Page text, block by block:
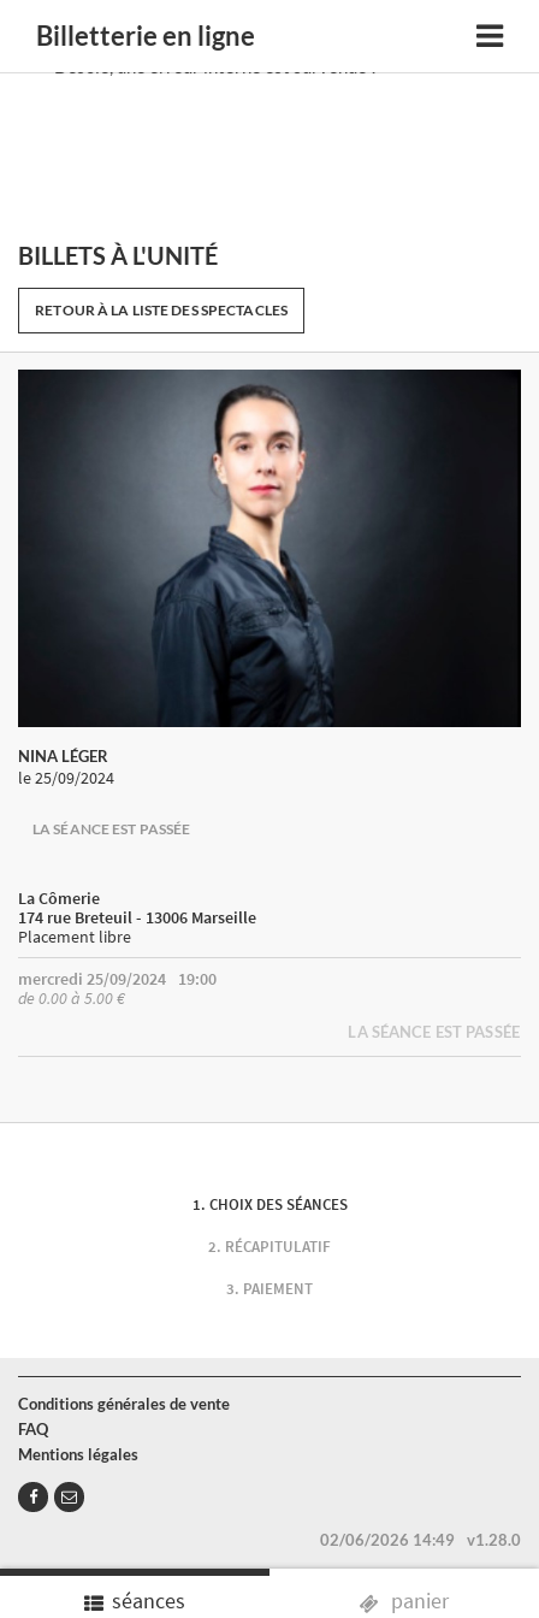
Billetterie en ligne
séances panier
BILLETS À L'UNITÉ
RETOUR À LA LISTE DES SPECTACLES
NINA LÉGER
le 25/09/2024
LA SÉANCE EST PASSÉE
La Cômerie
174 rue Breteuil - 13006 Marseille
Placement libre
mercredi 25/09/2024
19:00
de 0.00 à 5.00 €
LA SÉANCE EST PASSÉE
CHOIX DES SÉANCES
RÉCAPITULATIF
PAIEMENT
Conditions générales de vente
FAQ
Mentions légales
02/06/2026 14:49 v1.28.0